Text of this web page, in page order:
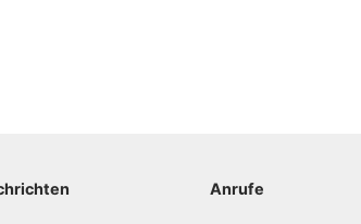
Anrufe